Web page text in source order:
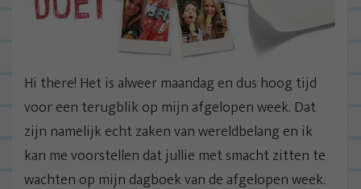
Hi there! Het is alweer maandag en dus hoog tijd
voor een terugblik op mijn afgelopen week. Dat
zijn namelijk echt zaken van wereldbelang en ik
kan me voorstellen dat jullie met smacht zitten te
wachten op mijn dagboek van de afgelopen week.